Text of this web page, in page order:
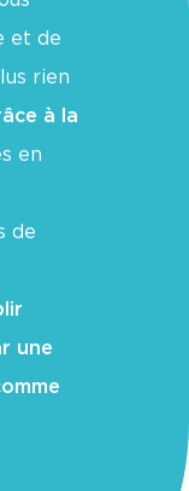
et de
rien
à la
en
de
une
travailler
nous